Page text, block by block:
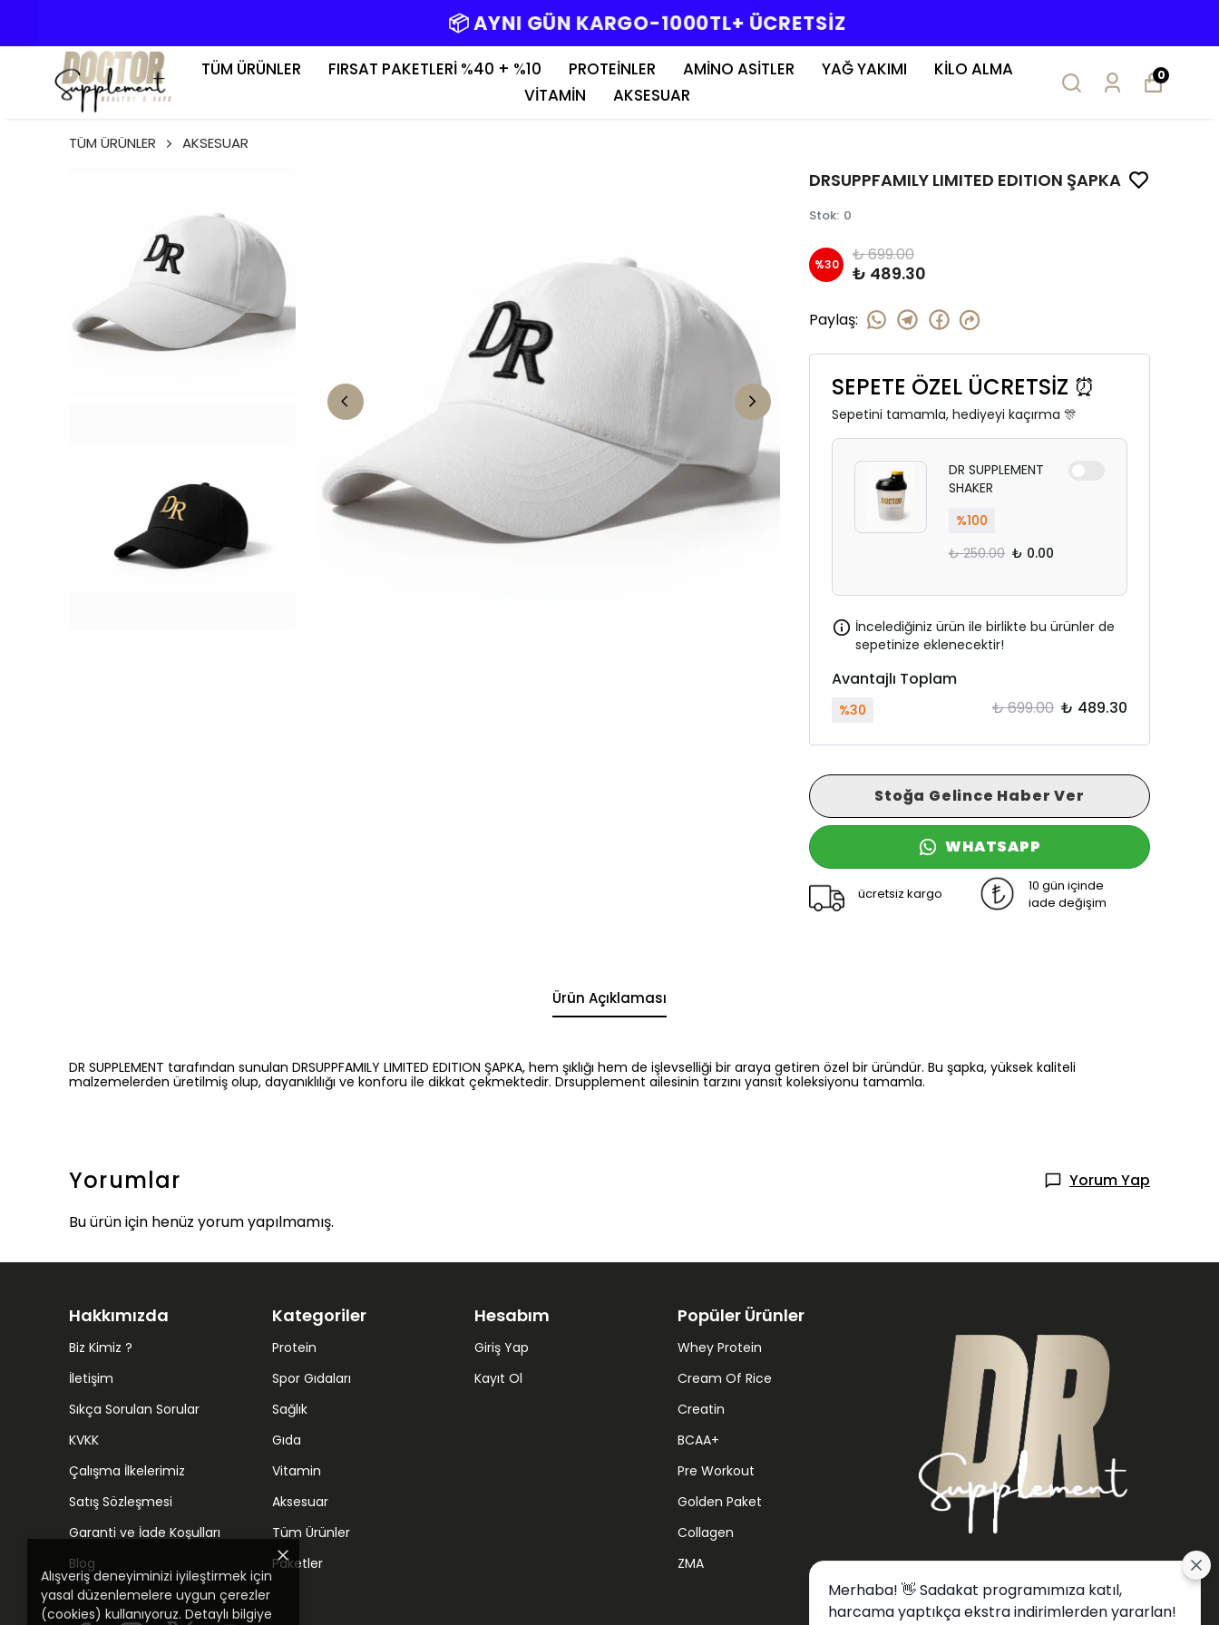
📦 AYNI GÜN KARGO-1000TL+ ÜCRETSİZ
TÜM ÜRÜNLER FIRSAT PAKETLERİ %40 + %10 PROTEİNLER AMİNO ASİTLER YAĞ YAKIMI
KİLO ALMA
VİTAMİN
AKSESUAR
0
Alışveriş deneyiminizi iyileştirmek için
yasal düzenlemelere uygun çerezler
(cookies) kullanıyoruz. Detaylı bilgiye
TÜM ÜRÜNLER AKSESUAR
DRSUPPFAMILY LIMITED EDITION ŞAPKA
Stok: 0
%30 ₺ 699.00
₺ 489.30
Paylaş:
SEPETE ÖZEL ÜCRETSİZ ⏰
Sepetini tamamla, hediyeyi kaçırma 🎊
DR SUPPLEMENT
SHAKER
%100
₺ 250.00 ₺ 0.00
İncelediğiniz ürün ile birlikte bu ürünler de
sepetinize eklenecektir!
Avantajlı Toplam
%30 ₺ 699.00 ₺ 489.30
Stoğa Gelince Haber Ver
WHATSAPP
ücretsiz kargo
10 gün içinde
iade değişim
Ürün Açıklaması
DR SUPPLEMENT tarafından sunulan DRSUPPFAMILY LIMITED EDITION ŞAPKA, hem şıklığı hem de işlevselliği bir araya getiren özel bir üründür. Bu şapka, yüksek kaliteli
malzemelerden üretilmiş olup, dayanıklılığı ve konforu ile dikkat çekmektedir. Drsupplement ailesinin tarzını yansıt koleksiyonu tamamla.
Yorumlar
Yorum Yap
Bu ürün için henüz yorum yapılmamış.
Hakkımızda
Biz Kimiz ?
İletişim
Sıkça Sorulan Sorular
KVKK
Çalışma İlkelerimiz
Satış Sözleşmesi
Garanti ve İade Koşulları
Blog
Kategoriler
Protein
Spor Gıdaları
Sağlık
Gıda
Vitamin
Aksesuar
Tüm Ürünler
Paketler
Hesabım
Giriş Yap
Kayıt Ol
Popüler Ürünler
Whey Protein
Cream Of Rice
Creatin
BCAA+
Pre Workout
Golden Paket
Collagen
ZMA
Merhaba! 👋 Sadakat programımıza katıl,
harcama yaptıkça ekstra indirimlerden yararlan!